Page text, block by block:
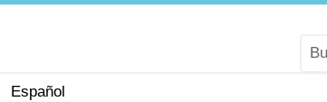
Elegir